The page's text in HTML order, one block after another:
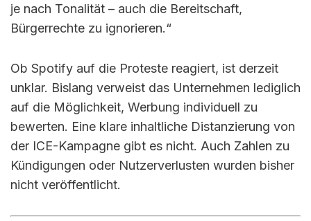
je nach Tonalität – auch die Bereitschaft,
Bürgerrechte zu ignorieren.“
Ob Spotify auf die Proteste reagiert, ist derzeit
unklar. Bislang verweist das Unternehmen lediglich
auf die Möglichkeit, Werbung individuell zu
bewerten. Eine klare inhaltliche Distanzierung von
der ICE-Kampagne gibt es nicht. Auch Zahlen zu
Kündigungen oder Nutzerverlusten wurden bisher
nicht veröffentlicht.